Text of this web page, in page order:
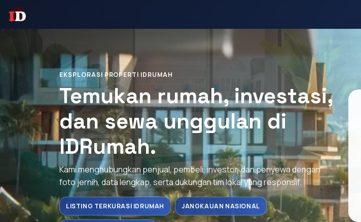
EKSPLORASI PROPERTI IDRUMAH
Temukan rumah, investasi,
dan sewa unggulan di
IDRumah.
Kami menghubungkan penjual, pembeli, investor, dan penyewa dengan
foto jernih, data lengkap, serta dukungan tim lokal yang responsif.
LISTING TERKURASI IDRUMAH JANGKAUAN NASIONAL